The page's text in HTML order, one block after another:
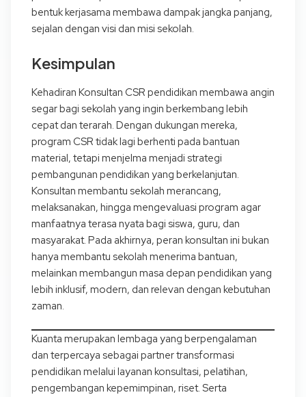
bentuk kerjasama membawa dampak jangka panjang,
sejalan dengan visi dan misi sekolah.
Kesimpulan
Kehadiran Konsultan CSR pendidikan membawa angin
segar bagi sekolah yang ingin berkembang lebih
cepat dan terarah. Dengan dukungan mereka,
program CSR tidak lagi berhenti pada bantuan
material, tetapi menjelma menjadi strategi
pembangunan pendidikan yang berkelanjutan.
Konsultan membantu sekolah merancang,
melaksanakan, hingga mengevaluasi program agar
manfaatnya terasa nyata bagi siswa, guru, dan
masyarakat. Pada akhirnya, peran konsultan ini bukan
hanya membantu sekolah menerima bantuan,
melainkan membangun masa depan pendidikan yang
lebih inklusif, modern, dan relevan dengan kebutuhan
zaman.
Kuanta merupakan lembaga yang berpengalaman
dan terpercaya sebagai partner transformasi
pendidikan melalui layanan konsultasi, pelatihan,
pengembangan kepemimpinan, riset. Serta